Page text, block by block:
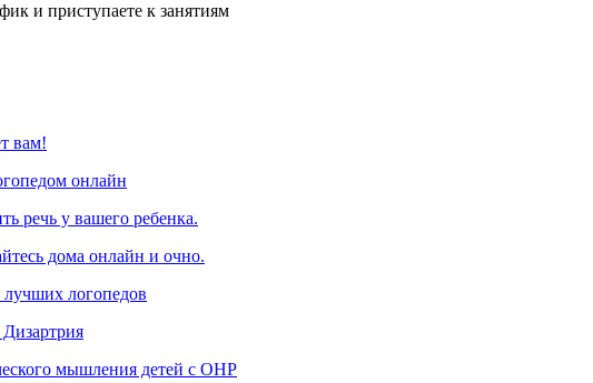
и приступаете к занятиям
вам!
онлайн
речь у вашего ребенка.
дома онлайн и очно.
логопедов
мышления детей с ОНР